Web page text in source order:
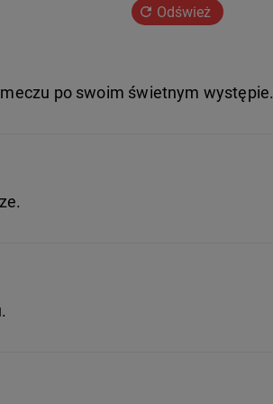
Odśwież
po swoim świetnym występie.